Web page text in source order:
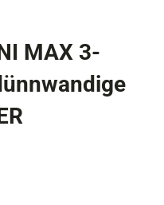
MAX 3-